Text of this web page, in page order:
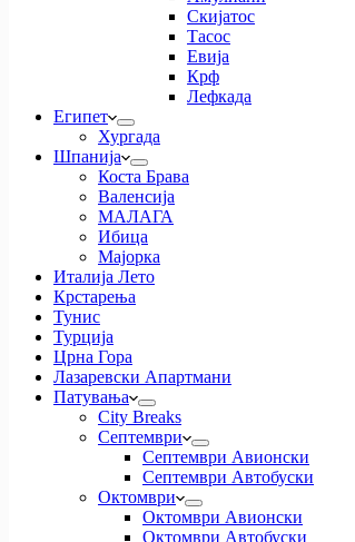
Скијатос
Тасос
Евија
Крф
Лефкада
Египет
Хургада
Шпанија
Коста Брава
Валенсија
МАЛАГА
Ибица
Мајорка
Италија Лето
Крстарења
Тунис
Турција
Црна Гора
Лазаревски Апартмани
Патувања
City Breaks
Септември
Септември Авионски
Септември Автобуски
Октомври
Октомври Авионски
Октомври Автобуски